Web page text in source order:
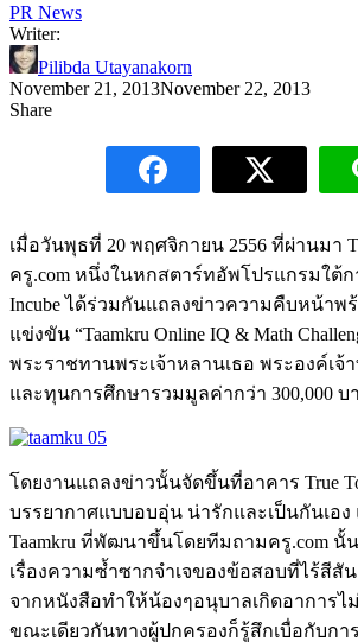
PR News
Writer:
Pilibda Utayanakorn
November 21, 2013November 22, 2013
Share
เมื่อวันพุธที่ 20 พฤศจิกายน 2556 ที่ผ่านมา
ครู.com หนึ่งในหกสตาร์ทอัพโปรแกรมใต้ก
Incube ได้ร่วมกันแถลงข่าวความคืบหน้าพ
แข่งขัน “Taamkru Online IQ & Math
พระราชทานพระเจ้าหลานเธอ พระองค์เจ้
และทุนการศึกษารวมมูลค่ากว่า 300,000 บ
โดยงานแถลงข่าวนั้นจัดขึ้นที่อาคาร True
บรรยากาศแบบอบอุ่น น่ารักและเป็นกันเอ
Taamkru ที่พัฒนาขึ้นโดยทีมถามครู.com นั้
เรื่องความซ้ำซากจำเจของข้อสอบที่ไร้สีสั
จากหนังสือทำให้น้องๆอนุบาลเกิดอาการ
ขณะเดียวกันทางผู้ปกครองก็รู้สึกเบื่อกับกา